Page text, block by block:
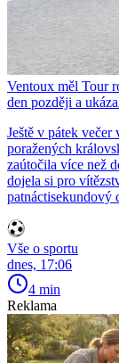
Ventoux měl Tour
den později a
Ještě v pátek
poražených
zaútočila více než
dojela si pro
patnáctisekundový
Vše o sportu
dnes, 17:06
4 min
Reklama